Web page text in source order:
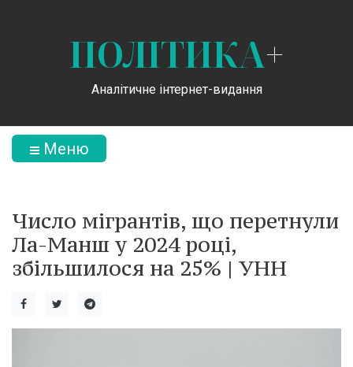
ПОЛІТИКА+
Аналітичне інтернет-видання
Меню
Число мігрантів, що перетнули
Ла-Манш у 2024 році,
збільшилося на 25% | УНН